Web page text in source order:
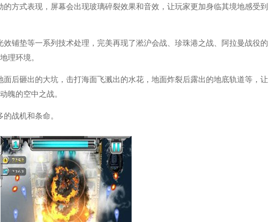
方式表现，屏幕会出现玻璃碎裂效果和音效，让玩家更加身临其境地感受到
铺垫等一系列技术处理，完美再现了淞沪会战、珍珠港之战、阿拉曼战役的
理环境。
后砸出的大坑，击打海面飞溅出的水花，地面炸裂后露出的地底轨道等，让
魄的空中之战。
战机和条命。